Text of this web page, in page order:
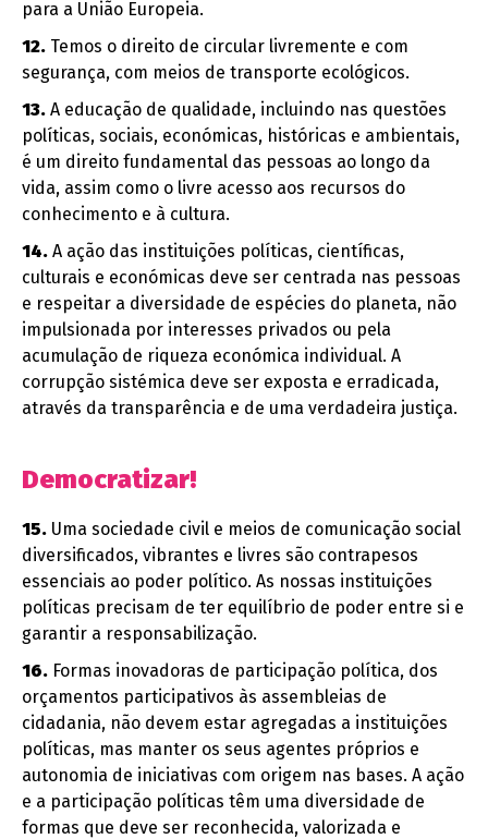
para a União Europeia.
12. Temos o direito de circular livremente e com
segurança, com meios de transporte ecológicos.
13. A educação de qualidade, incluindo nas questões
políticas, sociais, económicas, históricas e ambientais,
é um direito fundamental das pessoas ao longo da
vida, assim como o livre acesso aos recursos do
conhecimento e à cultura.
14. A ação das instituições políticas, científicas,
culturais e económicas deve ser centrada nas pessoas
e respeitar a diversidade de espécies do planeta, não
impulsionada por interesses privados ou pela
acumulação de riqueza económica individual. A
corrupção sistémica deve ser exposta e erradicada,
através da transparência e de uma verdadeira justiça.
Democratizar!
15. Uma sociedade civil e meios de comunicação social
diversificados, vibrantes e livres são contrapesos
essenciais ao poder político. As nossas instituições
políticas precisam de ter equilíbrio de poder entre si e
garantir a responsabilização.
16. Formas inovadoras de participação política, dos
orçamentos participativos às assembleias de
cidadania, não devem estar agregadas a instituições
políticas, mas manter os seus agentes próprios e
autonomia de iniciativas com origem nas bases. A ação
e a participação políticas têm uma diversidade de
formas que deve ser reconhecida, valorizada e